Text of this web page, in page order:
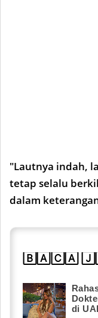
"Lautnya indah,
tetap selalu
dalam
🄱🄰🄲🄰
di